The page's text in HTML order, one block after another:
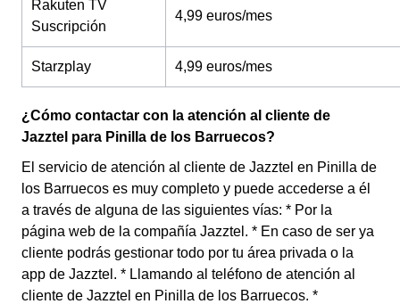
Rakuten TV
Suscripción
4,99 euros/mes
Starzplay 4,99 euros/mes
¿Cómo contactar con la atención al cliente de
Jazztel para Pinilla de los Barruecos?
El servicio de atención al cliente de Jazztel en Pinilla de
los Barruecos es muy completo y puede accederse a él
a través de alguna de las siguientes vías: * Por la
página web de la compañía Jazztel. * En caso de ser ya
cliente podrás gestionar todo por tu área privada o la
app de Jazztel. * Llamando al teléfono de atención al
cliente de Jazztel en Pinilla de los Barruecos. *